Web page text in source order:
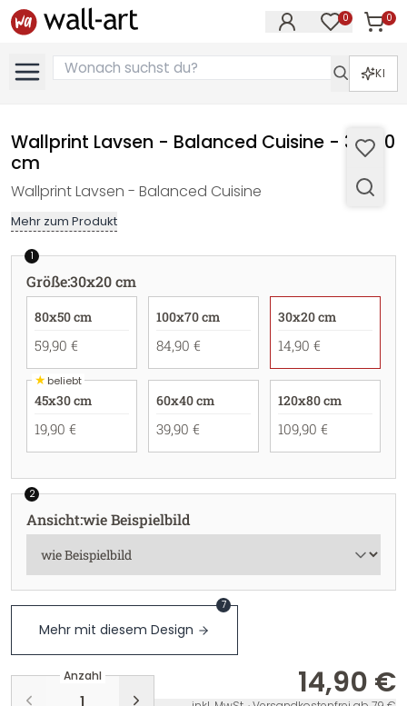
0 0
KI
Wallprint Lavsen - Balanced Cuisine - 30x20
cm
Wallprint Lavsen - Balanced Cuisine
Mehr zum Produkt
1
Größe:30x20 cm
80x50 cm
59,90 €
100x70 cm
84,90 €
30x20 cm
14,90 €
★beliebt
45x30 cm
19,90 €
60x40 cm
39,90 €
120x80 cm
109,90 €
2
Ansicht:wie Beispielbild
Mehr mit diesem Design
7
Anzahl 14,90 €